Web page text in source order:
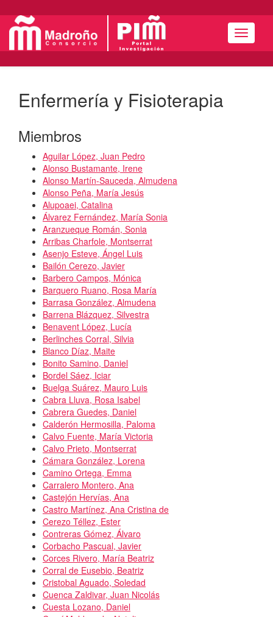
Menú
Enfermería y Fisioterapia
Miembros
Aguilar López, Juan Pedro
Alonso Bustamante, Irene
Alonso Martín-Sauceda, Almudena
Alonso Peña, María Jesús
Alupoaei, Catalina
Álvarez Fernández, María Sonia
Aranzueque Román, Sonia
Arribas Charfole, Montserrat
Asenjo Esteve, Ángel Luis
Bailón Cerezo, Javier
Barbero Campos, Mónica
Barquero Ruano, Rosa María
Barrasa González, Almudena
Barrena Blázquez, Silvestra
Benavent López, Lucía
Berlinches Corral, Silvia
Blanco Díaz, Maite
Bonito Samino, Daniel
Bordel Sáez, Iciar
Buelga Suárez, Mauro Luis
Cabra Lluva, Rosa Isabel
Cabrera Guedes, Daniel
Calderón Hermosilla, Paloma
Calvo Fuente, María Victoria
Calvo Prieto, Montserrat
Cámara González, Lorena
Camino Ortega, Emma
Carralero Montero, Ana
Castejón Hervías, Ana
Castro Martínez, Ana Cristina de
Cerezo Téllez, Ester
Contreras Gómez, Álvaro
Corbacho Pascual, Javier
Corces Rivero, María Beatriz
Corral de Eusebio, Beatriz
Cristobal Aguado, Soledad
Cuenca Zaldivar, Juan Nicolás
Cuesta Lozano, Daniel